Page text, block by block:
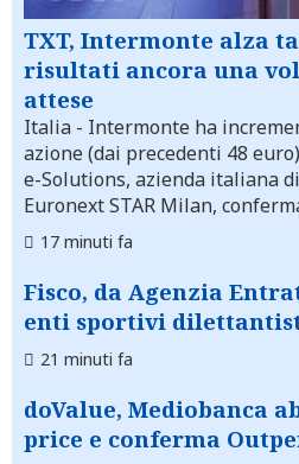
TXT, Intermonte alza
risultati ancora una
attese
Italia - Intermonte ha
azione (dai precedenti 48
e-Solutions, azienda italiana
Euronext STAR Milan,
17 minuti fa
Fisco, da Agenzia
enti sportivi
21 minuti fa
doValue, Mediobanca
price e conferma